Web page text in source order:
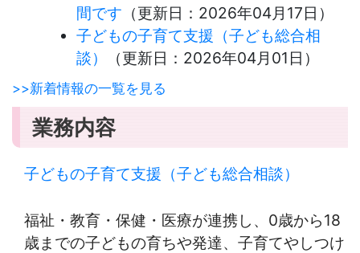
間です （更新日： 2026年04月17日 ）
子どもの子育て支援（子ども総合相
談）
（更新日： 2026年04月01日 ）
>>新着情報の一覧を見る
業務内容
子どもの子育て支援（子ども総合相談）
福祉・教育・保健・医療が連携し、0歳から18
歳までの子どもの育ちや発達、子育てやしつけ